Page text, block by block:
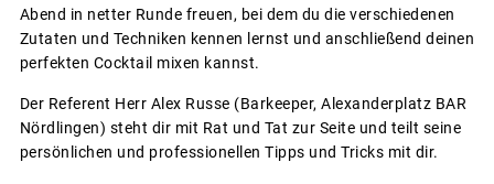
Abend in netter Runde freuen, bei dem du die verschiedenen
Zutaten und Techniken kennen lernst und anschließend deinen
perfekten Cocktail mixen kannst.
Der Referent Herr Alex Russe (Barkeeper, Alexanderplatz BAR
Nördlingen) steht dir mit Rat und Tat zur Seite und teilt seine
persönlichen und professionellen Tipps und Tricks mit dir.